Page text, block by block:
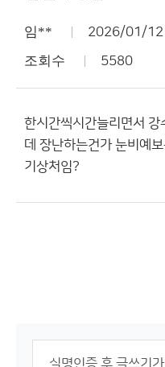
임** 2026/01/12
조회수 5580
한시간씩시간늘리면서
데 장난하는건가 눈비예
기상처임?